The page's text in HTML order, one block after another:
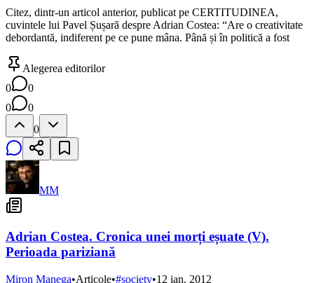
Citez, dintr-un articol anterior, publicat pe CERTITUDINEA,
cuvintele lui Pavel Șușară despre Adrian Costea: “Are o creativitate
debordantă, indiferent pe ce pune mâna. Până și în politică a fost
Alegerea editorilor
0
0
0
0
0
MM
Adrian Costea. Cronica unei morți eșuate (V).
Perioada pariziană
Miron Manega•Articole•#society•12 ian. 2012